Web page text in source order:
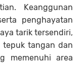
Keanggunan
penghayatan
tarik tersendiri,
tepuk tangan dan
memenuhi area